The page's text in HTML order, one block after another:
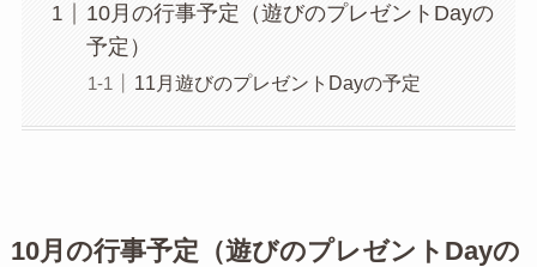
10月の行事予定（遊びのプレゼントDayの
予定）
11月遊びのプレゼントDayの予定
10月の行事予定（遊びのプレゼントDayの